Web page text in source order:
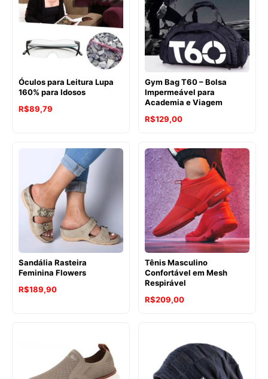
Óculos para Leitura Lupa
160% para Idosos
R$89,79
Gym Bag T60 – Bolsa
Impermeável para
Academia e Viagem
R$129,00
Sandália Rasteira
Feminina Flowers
R$189,90
Tênis Masculino
Confortável em Mesh
Respirável
R$209,00